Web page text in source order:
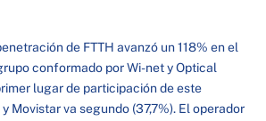
de FTTH avanzó un 118% en el
conformado por Wi-net y Optical
lugar de participación de este
Movistar va segundo (37,7%). El operador